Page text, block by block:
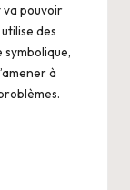
pouvoir
des
à